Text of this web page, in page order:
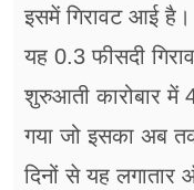
इसमें गिरावट आई
यह 0.3 फीसदी
शुरुआती कारोबार
गया जो इसका अब
दिनों से यह